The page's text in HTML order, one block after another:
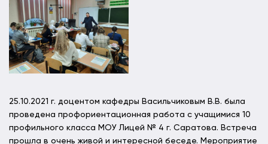
25.10.2021 г. доцентом кафедры Васильчиковым В.В. была
проведена профориентационная работа с учащимися 10
профильного класса МОУ Лицей № 4 г. Саратова. Встреча
прошла в очень живой и интересной беседе. Мероприятие